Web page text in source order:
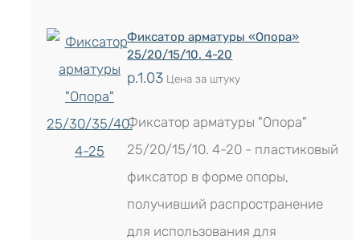
Фиксатор арматуры «Опора»
25/20/15/10. 4-20
р.1.03 Цена за штуку
Фиксатор арматуры "Опора"
25/20/15/10. 4-20 - пластиковый
фиксатор в форме опоры,
получивший распространение
для использования для